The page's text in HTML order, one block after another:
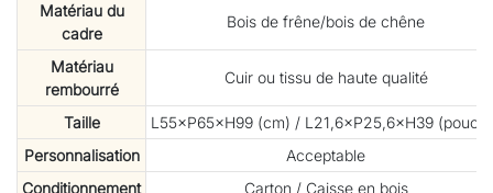
Matériau du
cadre
Bois de frêne/bois de chêne
Matériau
rembourré
Cuir ou tissu de haute qualité
Taille
L55×P65×H99 (cm) / L21,6×P25,6×H39
Personnalisation
Acceptable
Conditionnement
Carton / Caisse en bois